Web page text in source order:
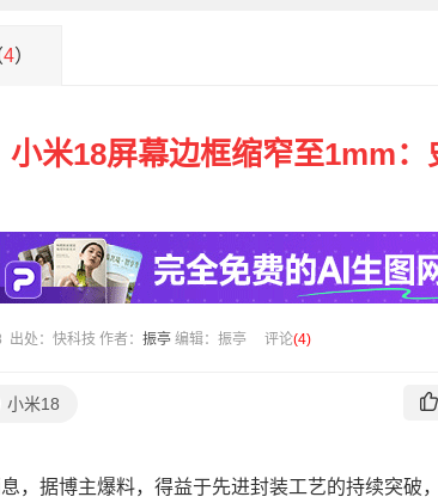
4）
小米18屏幕边框缩窄至1mm
处：快科技 作者： 振亭 编辑：振亭 评论(4)
小米18
，据博主爆料，得益于先进封装工艺的持续突破，